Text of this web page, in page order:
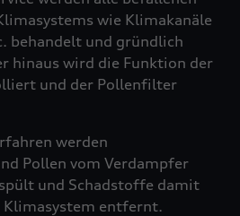
wie Klimakanäle
behandelt und gründlich
hinaus wird die Funktion der
und der Pollenfilter
werden
Pollen vom Verdampfer
und Schadstoffe damit
Klimasystem entfernt.